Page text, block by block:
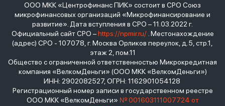
ООО МКК «Центрофинанс ПИК» состоит в СРО Союз
микрофинансовых организаций «Микрофинансирование и
развитие». Дата вступления в СРО – 11.03.2022 г.
Официальный сайт СРО –https://npmir.ru/. Местонахождение
(адрес) СРО - 107078, г. Москва Орликов переулок, д.5, стр.1,
этаж 2, пом.11
Общество с ограниченной ответственностью Микрокредитная
компания «ВелкомДеньги» (ООО МКК «ВелкомДеньги»)
ИНН: 2902082527, ОГРН: 1162901054128
Регистрационный номер записи в государственном реестре
ООО МКК «ВелкомДеньги» № 001603111007724 от